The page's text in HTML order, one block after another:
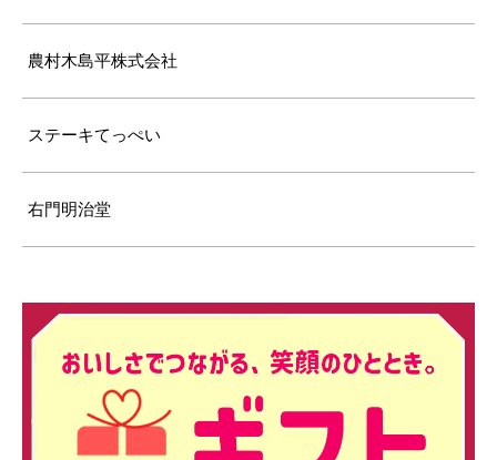
農村木島平株式会社
ステーキてっぺい
右門明治堂